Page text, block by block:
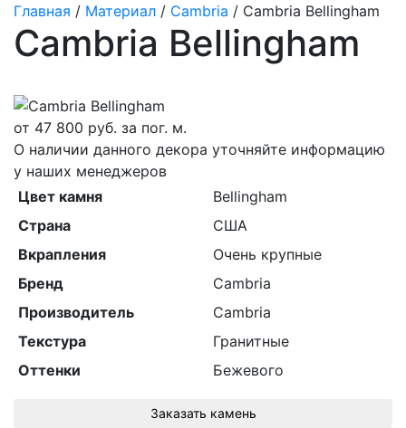
Главная / Материал / Cambria / Cambria Bellingham
Cambria Bellingham
от 47 800 руб. за пог. м.
О наличии данного декора уточняйте информацию
у наших менеджеров
Цвет камня
Bellingham
Страна
США
Вкрапления
Очень крупные
Бренд
Cambria
Производитель
Cambria
Текстура
Гранитные
Оттенки
Бежевого
Заказать камень